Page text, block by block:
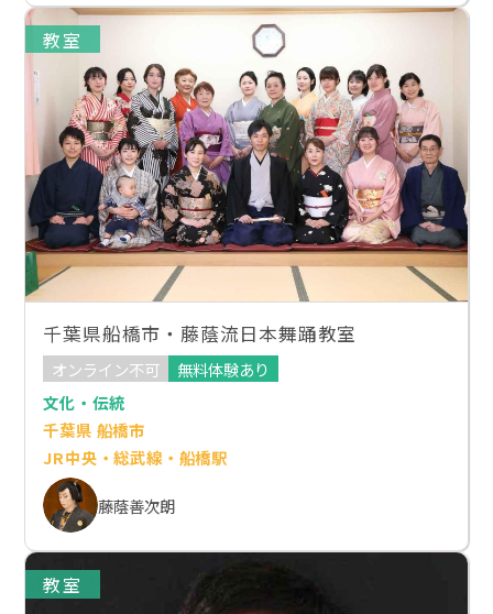
教室
千葉県船橋市・藤蔭流日本舞踊教室
オンライン不可
無料体験あり
文化・伝統
千葉県 船橋市
JR中央・総武線・船橋駅
藤蔭善次朗
教室